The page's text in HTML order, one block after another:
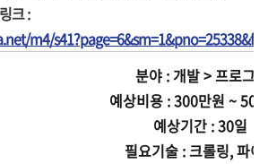
크 :
m4/
분야 : 개발 > 프로그램
예상비용 : 300만원 ~
예상기간 : 30일
필요기술 : 크롤링, 파이